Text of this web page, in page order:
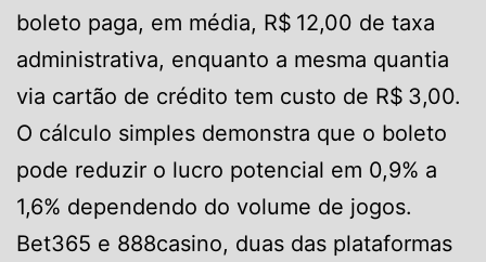
boleto paga, em média, R$ 12,00 de taxa
administrativa, enquanto a mesma quantia
via cartão de crédito tem custo de R$ 3,00.
O cálculo simples demonstra que o boleto
pode reduzir o lucro potencial em 0,9% a
1,6% dependendo do volume de jogos.
Bet365 e 888casino, duas das plataformas